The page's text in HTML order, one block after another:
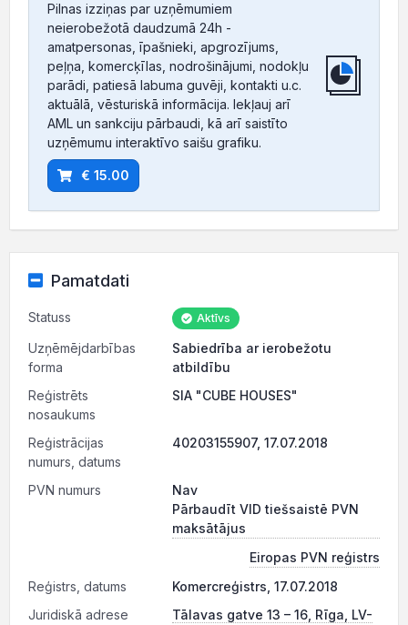
Pilnas izziņas par uzņēmumiem
neierobežotā daudzumā 24h -
amatpersonas, īpašnieki, apgrozījums,
peļņa, komercķīlas, nodrošinājumi, nodokļu
parādi, patiesā labuma guvēji, kontakti u.c.
aktuālā, vēsturiskā informācija. Iekļauj arī
AML un sankciju pārbaudi, kā arī saistīto
uzņēmumu interaktīvo saišu grafiku.
€ 15.00
Pamatdati
Statuss Aktīvs
Uzņēmējdarbības
forma
Sabiedrība ar ierobežotu
atbildību
Reģistrēts
nosaukums
SIA "CUBE HOUSES"
Reģistrācijas
numurs, datums
40203155907, 17.07.2018
PVN numurs
Nav
Pārbaudīt VID tiešsaistē PVN
maksātājus
Eiropas PVN reģistrs
Reģistrs, datums
Komercreģistrs, 17.07.2018
Juridiskā adrese
Tālavas gatve 13 – 16, Rīga, LV-